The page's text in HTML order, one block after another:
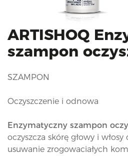
ARTISHOQ
szampon
SZAMPON
Oczyszczenie i odnowa
Enzymatyczny szampon
oczyszcza skórę głowy i
usuwanie zrogowaciałych